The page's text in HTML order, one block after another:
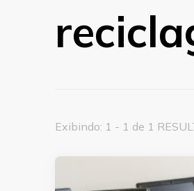
Exibindo: 1 - 1 de 1